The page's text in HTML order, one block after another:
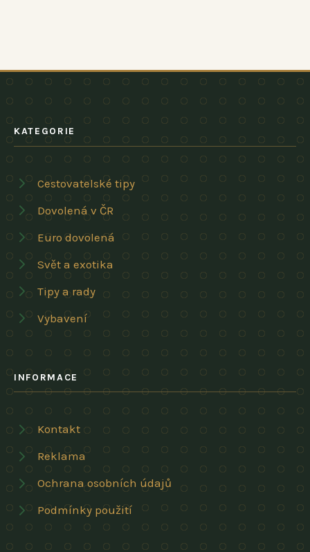
KATEGORIE
Cestovatelské tipy
Dovolená v ČR
Euro dovolená
Svět a exotika
Tipy a rady
Vybavení
INFORMACE
Kontakt
Reklama
Ochrana osobních údajů
Podmínky použití